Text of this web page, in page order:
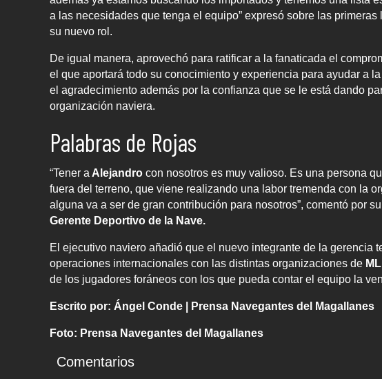
a las necesidades que tenga el equipo” expresó sobre las
su nuevo rol.
De igual manera, aprovechó para ratificar a la fanaticada el
el que aportará todo su conocimiento y experiencia para ayudar a
el agradecimiento además por la confianza que se le está dando
organización naviera.
Palabras de Rojas
“Tener a Alejandro con nosotros es muy valioso. Es una persona
fuera del terreno, que viene realizando una labor tremenda con la
alguna va a ser de gran contribución para nosotros”, comentó por
Gerente Deportivo de la Nave.
El ejecutivo naviero añadió que el nuevo integrante de la gerencia
operaciones internacionales con las distintas organizaciones de
de los jugadores foráneos con los que pueda contar el equipo la
Escrito por: Ángel Conde | Prensa Navegantes del Magallanes
Foto: Prensa Navegantes del Magallanes
Comentarios